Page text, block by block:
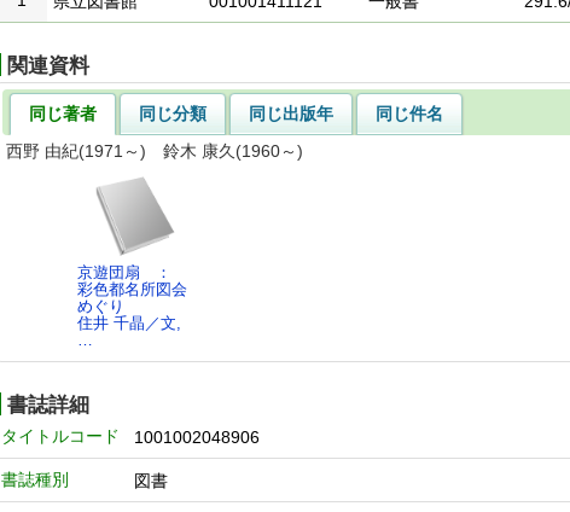
関連資料
同じ著者 同じ分類 同じ出版年
同じ件名
西野 由紀(1971～) 鈴木 康久(1960～)
京遊団扇 ：
彩色都名所図会
めぐり
住井 千晶／文,
…
書誌詳細
タイトルコード 1001002048906
書誌種別 図書